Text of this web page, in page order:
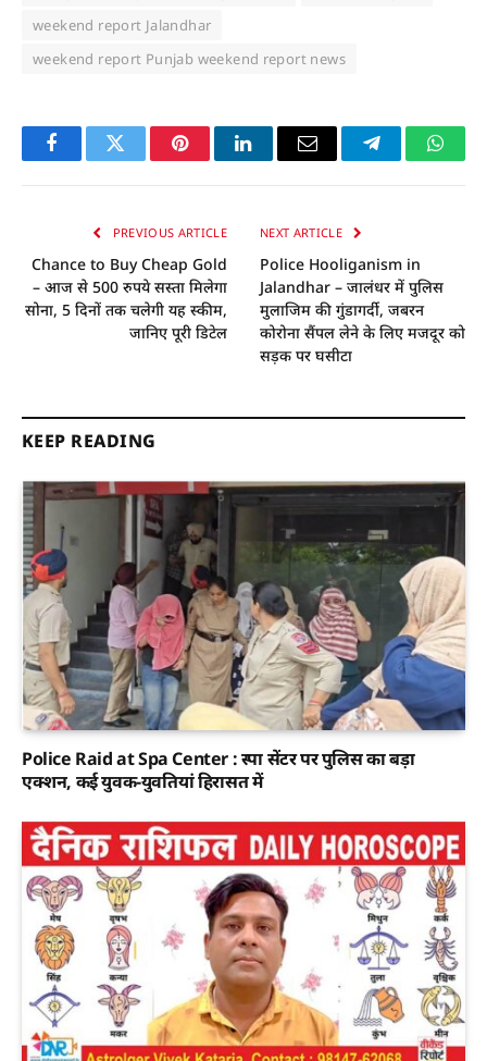
weekend report Jalandhar
weekend report Punjab weekend report news
FacebookTwitter PinterestLinkedInEmail Telegram
PREVIOUS ARTICLE
Chance to Buy Cheap Gold
– आज से 500 रुपये सस्ता मिलेगा
सोना, 5 दिनों तक चलेगी यह स्कीम,
जानिए पूरी डिटेल
NEXT ARTICLE
Police Hooliganism in
Jalandhar – जालंधर में पुलिस
मुलाजिम की गुंडागर्दी, जबरन
कोरोना सैंपल लेने के लिए मजदूर को
सड़क पर घसीटा
KEEP READING
Police Raid at Spa Center : स्पा सेंटर पर पुलिस का बड़ा
एक्शन, कई युवक-युवतियां हिरासत में